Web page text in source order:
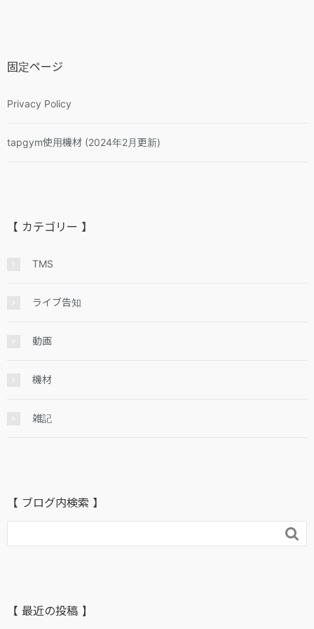
固定ページ
Privacy Policy
tapgym使用機材 (2024年2月更新)
【 カテゴリー 】
TMS
ライブ告知
動画
機材
雑記
【 ブログ内検索 】

【 最近の投稿 】